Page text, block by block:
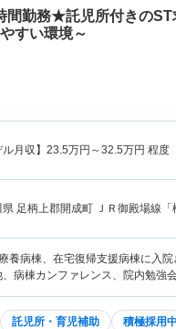
間勤務★託児所付きのST
すい環境～
ル月収】 23.5万円～32.5万円 程度
県 足柄上郡開成町 ＪＲ御殿場線「
養病棟、在宅復帰支援病棟に入
、病棟カンファレンス、院内勉
託児所・育児補助 積極採用中